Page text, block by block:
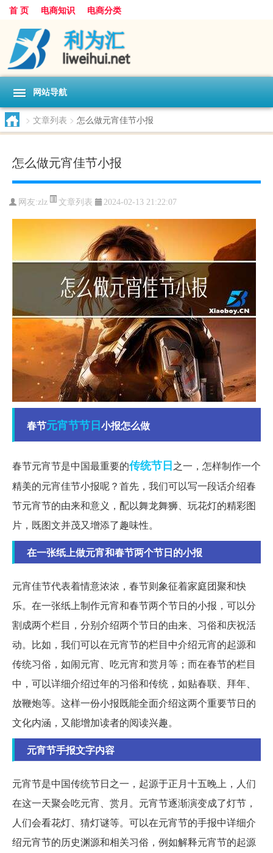
首 页 电商知识 电商分类
网站导航
> 文章列表 > 怎么做元宵佳节小报
怎么做元宵佳节小报
网友:zlz 文章列表 2024-02-13 21:22:07
春节元宵节节日小报怎么做
春节元宵节是中国最重要的传统节日之一，怎样制作一个
精美的元宵佳节小报呢？首先，我们可以写一段话介绍春
节元宵节的由来和意义，配以舞龙舞狮、玩花灯的精彩图
片，既图文并茂又增添了趣味性。
在一张纸上做元宵和春节两个节日的小报
元宵佳节代表着情意浓浓，春节则象征着家庭团聚和快
乐。在一张纸上制作元宵和春节两个节日的小报，可以分
割成两个栏目，分别介绍两个节日的由来、习俗和庆祝活
动。比如，我们可以在元宵节的栏目中介绍元宵的起源和
传统习俗，如闹元宵、吃元宵和赏月等；而在春节的栏目
中，可以详细介绍过年的习俗和传统，如贴春联、拜年、
放鞭炮等。这样一份小报既能全面介绍这两个重要节日的
文化内涵，又能增加读者的阅读兴趣。
元宵节手报文字内容
元宵节是中国传统节日之一，起源于正月十五晚上，人们
在这一天聚会吃元宵、赏月。元宵节逐渐演变成了灯节，
人们会看花灯、猜灯谜等。可以在元宵节的手报中详细介
绍元宵节的历史渊源和相关习俗，例如解释元宵节的起源